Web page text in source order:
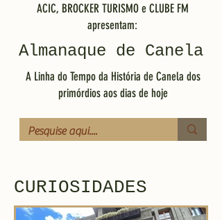
ACIC, BROCKER TURISMO e CLUBE FM
apresentam:
Almanaque de Canela
A Linha do Tempo da História de Canela dos
primórdios aos dias de hoje
CURIOSIDADES